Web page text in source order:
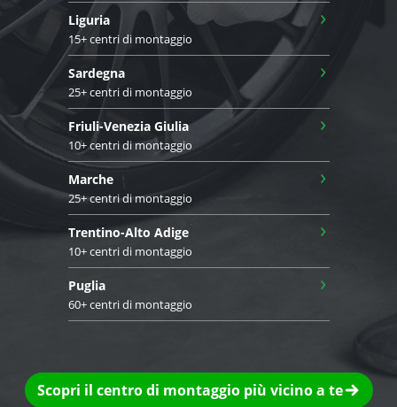
Liguria
15+ centri di montaggio
›
Sardegna
25+ centri di montaggio
›
Friuli-Venezia Giulia
10+ centri di montaggio
›
Marche
25+ centri di montaggio
›
Trentino-Alto Adige
10+ centri di montaggio
›
Puglia
60+ centri di montaggio
›
Scopri il centro di montaggio più vicino a te